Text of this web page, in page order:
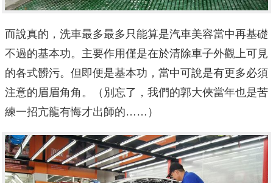
而說真的，洗車最多最多只能算是汽車美容當中再基礎
不過的基本功。主要作用僅是在於清除車子外觀上可見
的各式髒污。但即便是基本功，當中可說是有更多必須
注意的眉眉角角。（別忘了，我們的郭大俠當年也是苦
練一招亢龍有悔才出師的……）